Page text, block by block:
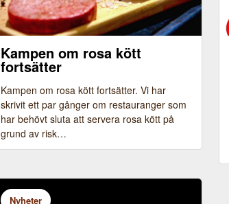
Kampen om rosa kött
fortsätter
Kampen om rosa kött fortsätter. Vi har
skrivit ett par gånger om restauranger som
har behövt sluta att servera rosa kött på
grund av risk…
Nyheter